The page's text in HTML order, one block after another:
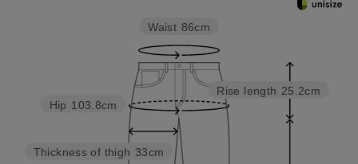
Rise length 25.2cm
Thickness of thigh 33cm
Hip 103.8cm
Waist 86cm